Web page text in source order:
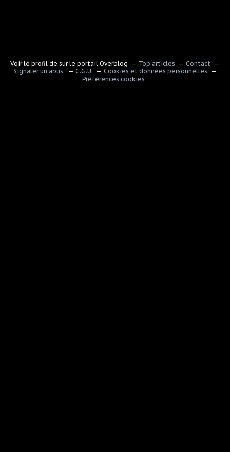
Voir le profil de sur le portail Overblog Top articles
Contact
Signaler un abus
C.G.U.
Cookies et données personnelles
Préférences cookies